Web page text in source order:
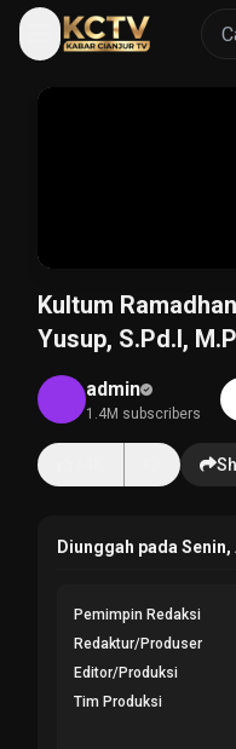
Kultum
Yusup, S.Pd.I,
admin
1.4M subscribers
Diunggah pada Senin,
Pemimpin Redaksi
Redaktur/Produser
Editor/Produksi
Tim Produksi